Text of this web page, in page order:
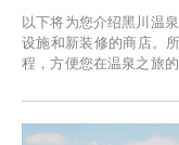
以下将为您介绍黑川温
设施和新装修的商店。
程，方便您在温泉之旅
食材的餐厅。让您体验